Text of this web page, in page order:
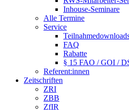
Inhouse-Seminare
Alle Termine
Service
FAQ
Rabatte
§ 15 FAO / GOI /
Referent:innen
Zeitschriften
ZRI
ZBB
ZfIR